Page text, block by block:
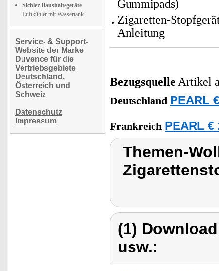
Sichler Haushaltsgeräte
Luftkühler mit Wassertank
Service- & Support-
Website der Marke
Duvence für die
Vertriebsgebiete
Deutschland,
Österreich und
Schweiz
Datenschutz
Impressum
Gummipads)
Zigaretten-
Anleitung
Bezugsquelle Artikel
Deutschland PEARL
Frankreich PEARL €
Themen-
(1)
usw.: